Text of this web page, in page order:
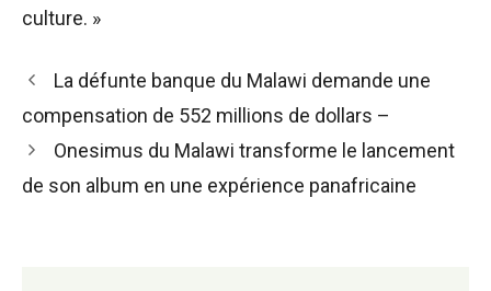
culture. »
Navigation
des
La défunte banque du Malawi demande une
compensation de 552 millions de dollars –
Onesimus du Malawi transforme le lancement
de son album en une expérience panafricaine